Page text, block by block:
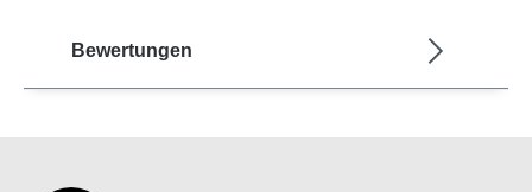
Bewertungen